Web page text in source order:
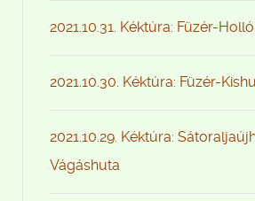
2021.10.31. Kéktúra: Füzér-
2021.10.30. Kéktúra: Füzér-
2021.10.29. Kéktúra:
Vágáshuta